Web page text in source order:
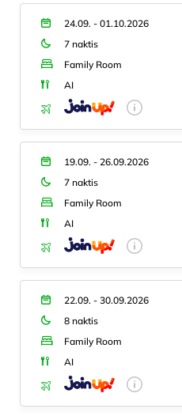
24.09. - 01.10.2026
7 naktis
Family Room
AI
19.09. - 26.09.2026
7 naktis
Family Room
AI
22.09. - 30.09.2026
8 naktis
Family Room
AI